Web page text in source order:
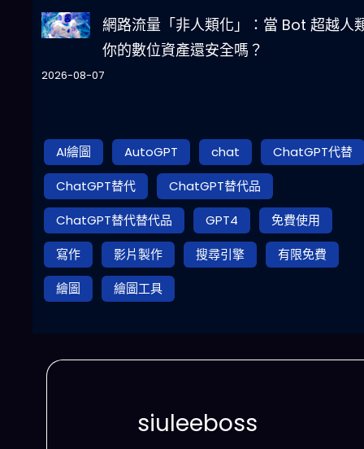
網路流量「非人類化」：當 Bot 超越人
你的數位資產還安全嗎？
2026-08-07
AI繪圖 AutoGPT chat
ChatGPT代替
ChatGPT替代
ChatGPT替代品
ChatGPT替代替代品
GPT4
免費使用
寫作
影片製作 搜尋引擎
有限免費
繪圖
繪圖工具
siuleeboss